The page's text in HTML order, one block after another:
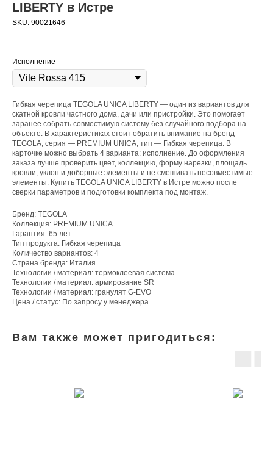
LIBERTY в Истре
SKU: 90021646
Исполнение
Гибкая черепица TEGOLA UNICA LIBERTY — один из вариантов для
скатной кровли частного дома, дачи или пристройки. Это помогает
заранее собрать совместимую систему без случайного подбора на
объекте. В характеристиках стоит обратить внимание на бренд —
TEGOLA; серия — PREMIUM UNICA; тип — Гибкая черепица. В
карточке можно выбрать 4 варианта: исполнение. До оформления
заказа лучше проверить цвет, коллекцию, форму нарезки, площадь
кровли, уклон и доборные элементы и не смешивать несовместимые
элементы. Купить TEGOLA UNICA LIBERTY в Истре можно после
сверки параметров и подготовки комплекта под монтаж.
Бренд: TEGOLA
Коллекция: PREMIUM UNICA
Гарантия: 65 лет
Тип продукта: Гибкая черепица
Количество вариантов: 4
Страна бренда: Италия
Технологии / материал: термоклеевая система
Технологии / материал: армирование SR
Технологии / материал: гранулят G-EVO
Цена / статус: По запросу у менеджера
Вам также может пригодиться: